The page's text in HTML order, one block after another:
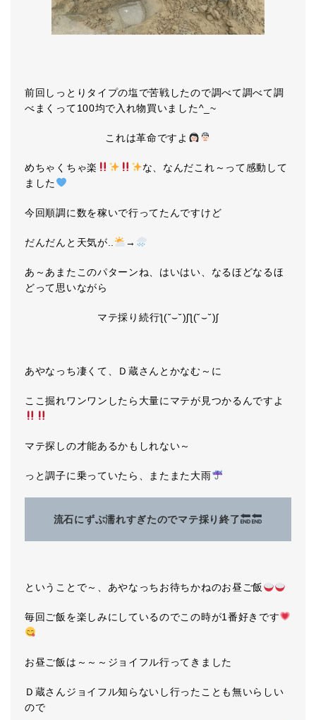
前回しっとりタイプの塩で苦戦したので調べて調べて調
べまくって100均で入れ物買いました^_~
これは革命ですよ
めちゃくちゃ楽
な、なんだこれ～って感動して
ました
今回順調に数を稼いで行ってたんですけど
だんだんと天気が.. →
あ～あまたこのパターンね、はいはい、なるほどなるほ
どって思いながら
マテ採り続行ƪ(˘⌣˘)ʃƪ(˘⌣˘)ʃ
あやなっち凄くて、Ｄ蔵さんとかなむ～に
ここ掘れワンワンしたら大量にマテが見つかるんですよ
マテ探しの才能あるかもしれない～
っと調子に乗っていたら、またまた大雨
流石にずぶ濡れすぎたのでマテ採り終了
ということで～、あやなっちお待ちかねのお昼ご飯
毎回ご飯を楽しみにしているのでこの時が1番好きです
お昼ご飯は～～～ジョイフル行ってきました
Ｄ蔵さんジョイフル知らないし行ったことも無いらしい
ので